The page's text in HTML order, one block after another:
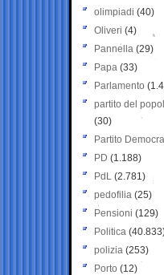
olimpiadi (40)
Oliveri (4)
Pannella (29)
Papa (33)
Parlamento
partito del
(30)
Partito
PD (1.188)
PdL (2.781)
pedofilia (25)
Pensioni (129)
Politica
polizia (253)
Porto (12)